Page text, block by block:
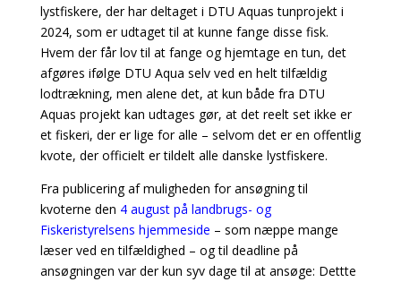
lystfiskere, der har deltaget i DTU Aquas tunprojekt i
2024, som er udtaget til at kunne fange disse fisk.
Hvem der får lov til at fange og hjemtage en tun, det
afgøres ifølge DTU Aqua selv ved en helt tilfældig
lodtrækning, men alene det, at kun både fra DTU
Aquas projekt kan udtages gør, at det reelt set ikke er
et fiskeri, der er lige for alle – selvom det er en offentlig
kvote, der officielt er tildelt alle danske lystfiskere.
Fra publicering af muligheden for ansøgning til
kvoterne den 4 august på landbrugs- og
Fiskeristyrelsens hjemmeside – som næppe mange
læser ved en tilfældighed – og til deadline på
ansøgningen var der kun syv dage til at ansøge: Dettte